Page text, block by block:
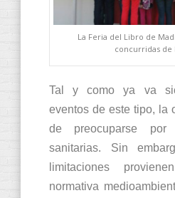
La Feria del Libro de
concurridas de
Tal y como ya va
eventos de este tipo, la
de preocuparse por
sanitarias. Sin
limitaciones
normativa